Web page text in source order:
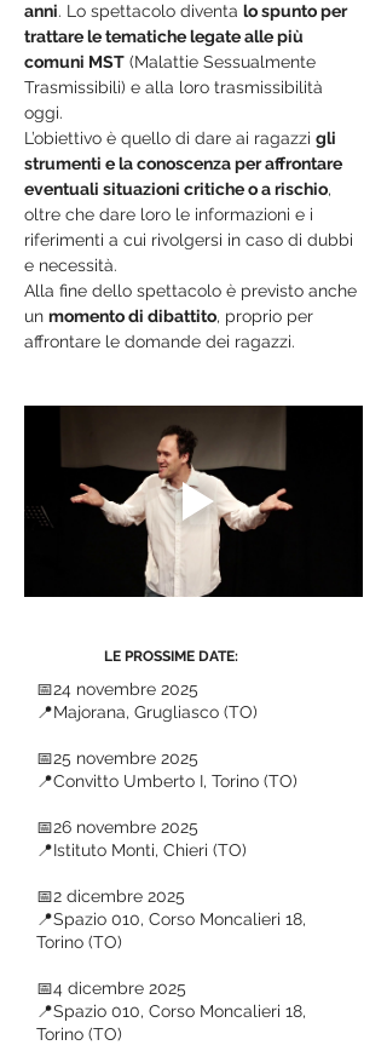
anni. Lo spettacolo diventa lo spunto per
trattare le tematiche legate alle più
comuni MST (Malattie Sessualmente
Trasmissibili) e alla loro trasmissibilità
oggi.
L’obiettivo è quello di dare ai ragazzi gli
strumenti e la conoscenza per affrontare
eventuali situazioni critiche o a rischio,
oltre che dare loro le informazioni e i
riferimenti a cui rivolgersi in caso di dubbi
e necessità.
Alla fine dello spettacolo è previsto anche
un momento di dibattito, proprio per
affrontare le domande dei ragazzi.
LE PROSSIME DATE:
📅24 novembre 2025
📍Majorana, Grugliasco (TO)
📅25 novembre 2025
📍Convitto Umberto I, Torino (TO)
📅26 novembre 2025
📍Istituto Monti, Chieri (TO)
📅2 dicembre 2025
📍Spazio 010, Corso Moncalieri 18,
Torino (TO)
📅4 dicembre 2025
📍Spazio 010, Corso Moncalieri 18,
Torino (TO)